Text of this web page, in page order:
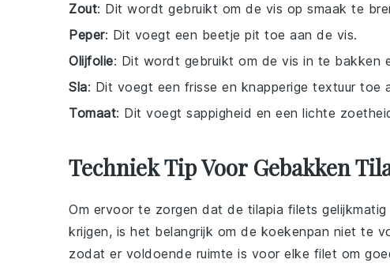
Zout: Dit wordt gebruikt om de vis op smaak te
Peper: Dit voegt een beetje pit toe aan de vis.
Olijfolie: Dit wordt gebruikt om de vis in te bakken
Sla: Dit voegt een frisse en knapperige textuur toe
Tomaat: Dit voegt sappigheid en een lichte
Techniek Tip Voor Gebakken
Om ervoor te zorgen dat de tilapia filets
krijgen, is het belangrijk om de koekenpan niet te
zodat er voldoende ruimte is voor elke filet om